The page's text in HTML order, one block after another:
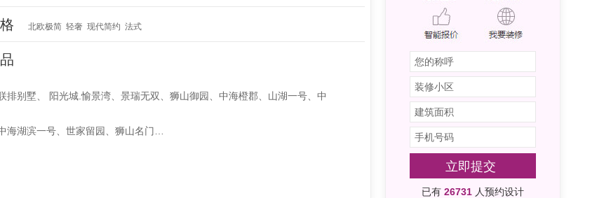
北欧极简 轻奢 现代简约 法式
排别墅、 阳光城.愉景湾、景瑞无双、狮山御园、中海橙郡、山湖一号、中
海湖滨一号、世家留园、狮山名门…
立即提交
已有 26731 人预约设计